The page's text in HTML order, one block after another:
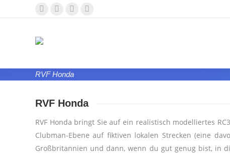
Facebook
opens
new
window
YouTube
new
window
Whatsapp
new
window
E-
in
new
RVF Honda
RVF Honda
RVF Honda bringt Sie auf ein realistisch modelliertes
Clubman-Ebene auf fiktiven lokalen Strecken (eine
Großbritannien und dann, wenn du gut genug bist, in